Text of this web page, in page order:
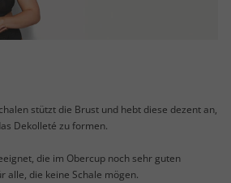
stützt die Brust und hebt diese dezent an,
Dekolleté zu formen.
die im Obercup noch sehr guten
alle, die keine Schale mögen.